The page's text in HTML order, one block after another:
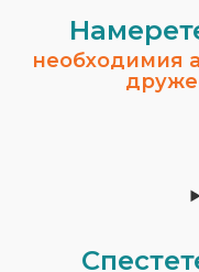
необходимия